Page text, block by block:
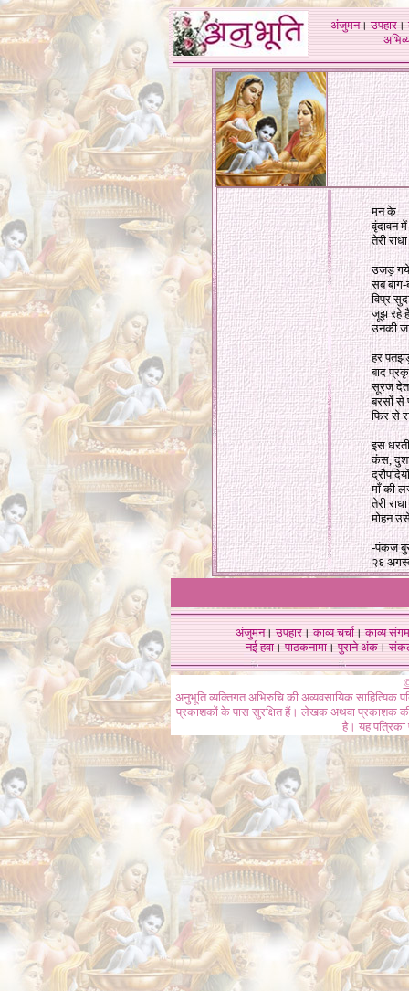
अंजुमन।उपहार।
मन के
वृंदावन
तेरी
उजड़ गये
सब बाग-
विप्र
जूझ रहे
उनकी
हर
बाद
सूरज
बरसों से
फिर से
इस
कंस,
माँ की
तेरी
मोहन
-पंकज
२६
अंजुमन।उपहार।काव्य चर्चा।काव्य संगम
नई हवा। पाठकनामा। पुराने अंक।
अनुभूति व्यक्तिगत अभिरुचि की अव्यवसायिक
प्रकाशकों के पास सुरक्षित हैं। लेखक अथवा प्रकाशक की
है। यह पत्रिका